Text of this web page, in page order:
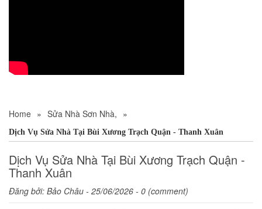
Home » Sửa Nhà Sơn Nhà, »
Dịch Vụ Sửa Nhà Tại Bùi Xương Trạch Quận - Thanh Xuân
Dịch Vụ Sửa Nhà Tại Bùi Xương Trạch Quận -
Thanh Xuân
Đăng bởi: Bảo Châu - 25/06/2026 - 0 (comment)